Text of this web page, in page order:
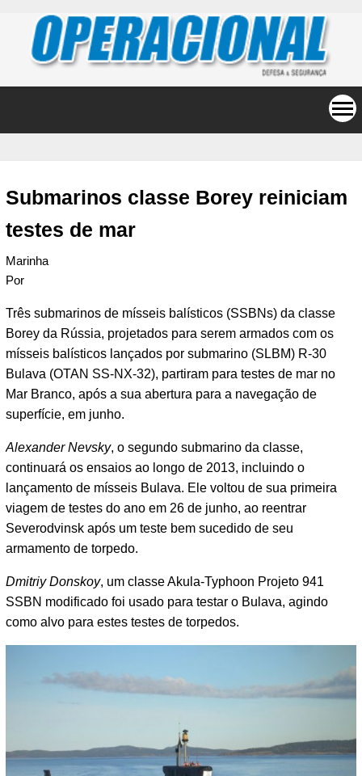
Submarinos classe Borey reiniciam
testes de mar
Marinha
Por
Três submarinos de mísseis balísticos (SSBNs) da classe
Borey da Rússia, projetados para serem armados com os
mísseis balísticos lançados por submarino (SLBM) R-30
Bulava (OTAN SS-NX-32), partiram para testes de mar no
Mar Branco, após a sua abertura para a navegação de
superfície, em junho.
Alexander Nevsky, o segundo submarino da classe,
continuará os ensaios ao longo de 2013, incluindo o
lançamento de mísseis Bulava. Ele voltou de sua primeira
viagem de testes do ano em 26 de junho, ao reentrar
Severodvinsk após um teste bem sucedido de seu
armamento de torpedo.
Dmitriy Donskoy, um classe Akula-Typhoon Projeto 941
SSBN modificado foi usado para testar o Bulava, agindo
como alvo para estes testes de torpedos.